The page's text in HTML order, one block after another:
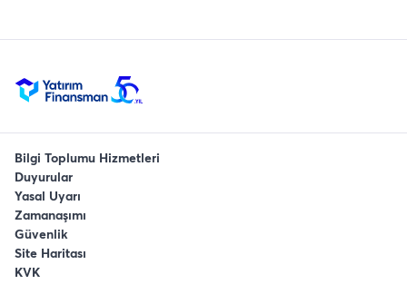
Bilgi Toplumu Hizmetleri
Duyurular
Yasal Uyarı
Zamanaşımı
Güvenlik
Site Haritası
KVK